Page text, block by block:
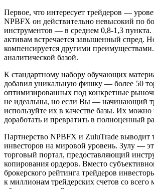
Первое, что интересует трейдеров —
NPBFX он действительно невысокий по
инструментов — в среднем 0,8-1,3
активам встречается завышенный спред.
компенсируется другими
аналитической базой.
К стандартному набору обучающих
добавил уникальную фишку — более 50
оптимизированных под конкретные
не идеальны, но если Вы — начинающий
используйте их в качестве базы. Их
доработать и превратить в полноценный
Партнерство NPBFX и ZuluTrade выводит
инвесторов на мировой уровень. Зулу —
торговый портал, предоставляющий
копирования ордеров. Вместо
брокерского рейтинга трейдеров
к миллионам трейдерских счетов со всего